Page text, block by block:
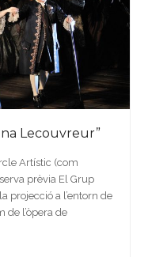
Lecouvreur”
Artístic (com
prèvia El Grup
projecció a l’entorn de
de l’òpera de